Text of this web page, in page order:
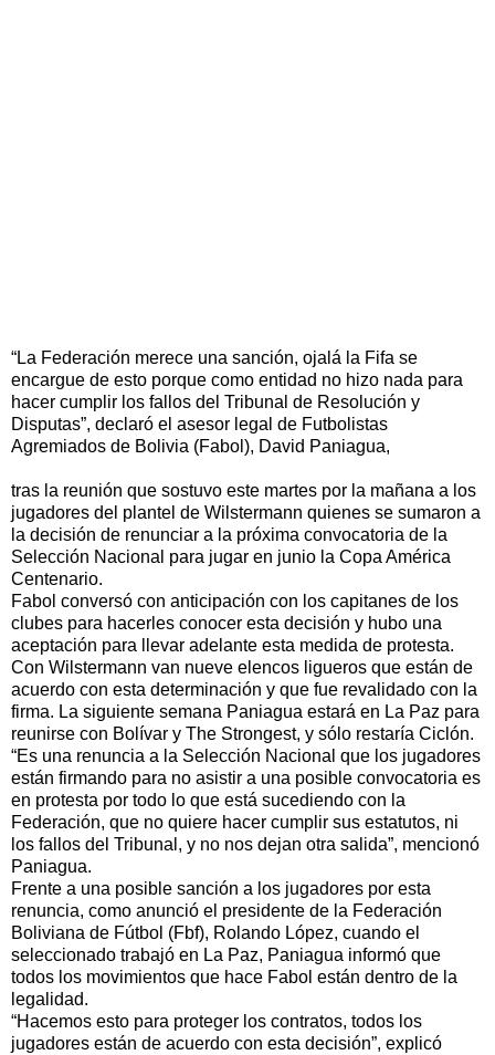
“La Federación merece una sanción, ojalá la Fifa se
encargue de esto porque como entidad no hizo nada para
hacer cumplir los fallos del Tribunal de Resolución y
Disputas”, declaró el asesor legal de Futbolistas
Agremiados de Bolivia (Fabol), David Paniagua,
tras la reunión que sostuvo este martes por la mañana a los
jugadores del plantel de Wilstermann quienes se sumaron a
la decisión de renunciar a la próxima convocatoria de la
Selección Nacional para jugar en junio la Copa América
Centenario.
Fabol conversó con anticipación con los capitanes de los
clubes para hacerles conocer esta decisión y hubo una
aceptación para llevar adelante esta medida de protesta.
Con Wilstermann van nueve elencos ligueros que están de
acuerdo con esta determinación y que fue revalidado con la
firma. La siguiente semana Paniagua estará en La Paz para
reunirse con Bolívar y The Strongest, y sólo restaría Ciclón.
“Es una renuncia a la Selección Nacional que los jugadores
están firmando para no asistir a una posible convocatoria es
en protesta por todo lo que está sucediendo con la
Federación, que no quiere hacer cumplir sus estatutos, ni
los fallos del Tribunal, y no nos dejan otra salida”, mencionó
Paniagua.
Frente a una posible sanción a los jugadores por esta
renuncia, como anunció el presidente de la Federación
Boliviana de Fútbol (Fbf), Rolando López, cuando el
seleccionado trabajó en La Paz, Paniagua informó que
todos los movimientos que hace Fabol están dentro de la
legalidad.
“Hacemos esto para proteger los contratos, todos los
jugadores están de acuerdo con esta decisión”, explicó